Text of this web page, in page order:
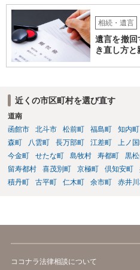
相続・遺言
遺言を撤
き直し方
近くの市区町村を選び直す
道南
函館市
北斗市 松前町 福島町 知内町
森町
八雲町 長万部町 江差町 上ノ
今金町
せたな町 島牧村 寿都町 黒
留寿都村
喜茂別町 京極町 倶知安町
積丹町
古平町 仁木町 余市町 赤井
ココナラ法律相談について